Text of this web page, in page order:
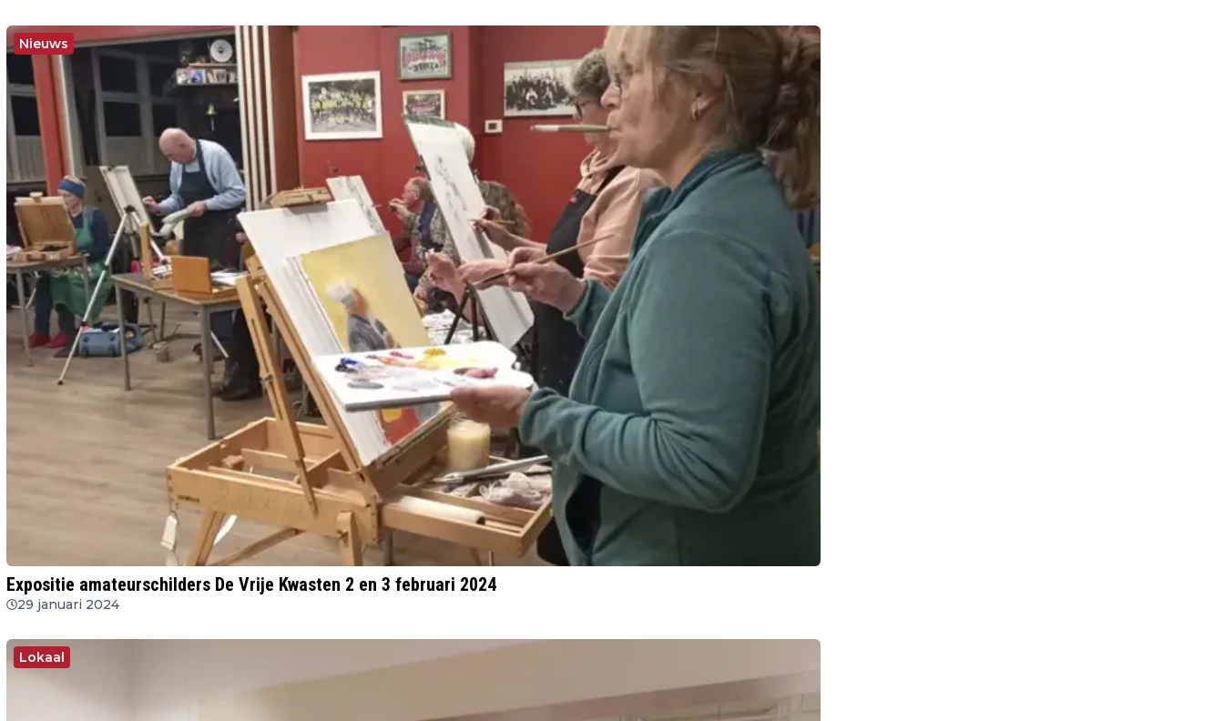
Nieuws
Expositie amateurschilders De Vrije Kwasten 2 en 3 februari 2024
29 januari 2024
Lokaal